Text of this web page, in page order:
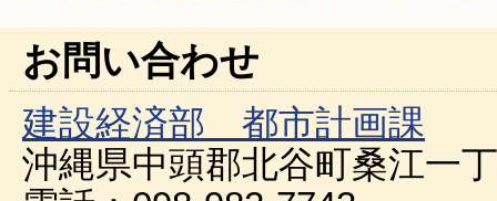
お問い合わせ
建設経済部 都市計画課
沖縄県中頭郡北谷町桑江一